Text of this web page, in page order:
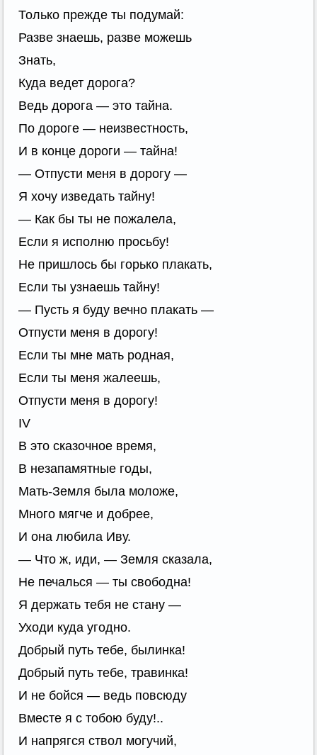
Только прежде ты подумай:
Разве знаешь, разве можешь
Знать,
Куда ведет дорога?
Ведь дорога — это тайна.
По дороге — неизвестность,
И в конце дороги — тайна!
— Отпусти меня в дорогу —
Я хочу изведать тайну!
— Как бы ты не пожалела,
Если я исполню просьбу!
Не пришлось бы горько плакать,
Если ты узнаешь тайну!
— Пусть я буду вечно плакать —
Отпусти меня в дорогу!
Если ты мне мать родная,
Если ты меня жалеешь,
Отпусти меня в дорогу!
IV
В это сказочное время,
В незапамятные годы,
Мать-Земля была моложе,
Много мягче и добрее,
И она любила Иву.
— Что ж, иди, — Земля сказала,
Не печалься — ты свободна!
Я держать тебя не стану —
Уходи куда угодно.
Добрый путь тебе, былинка!
Добрый путь тебе, травинка!
И не бойся — ведь повсюду
Вместе я с тобою буду!..
И напрягся ствол могучий,